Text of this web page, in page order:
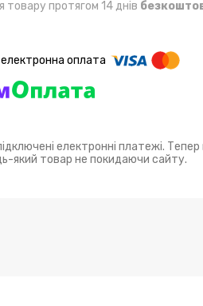
товару протягом 14 днів
електронні платежі.
який товар не покидаючи сайту.